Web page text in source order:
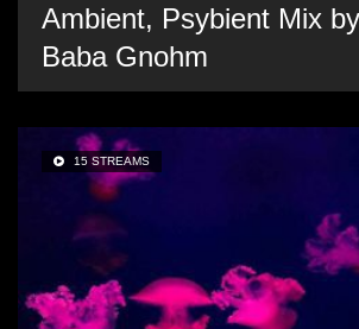
Ambient, Psybient Mix
Baba Gnohm
15 STREAMS